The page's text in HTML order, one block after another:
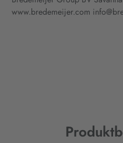
www.bredemeijer.com